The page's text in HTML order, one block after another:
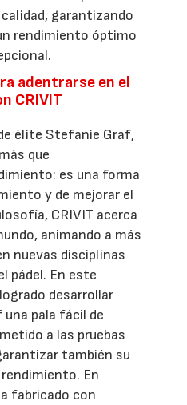
garantizando
rendimiento óptimo
adentrarse en el
CRIVIT
élite Stefanie Graf,
que
es una forma
y de mejorar el
CRIVIT acerca
animando a más
nuevas disciplinas
pádel. En este
desarrollar
pala fácil de
a las pruebas
también su
En
fabricado con